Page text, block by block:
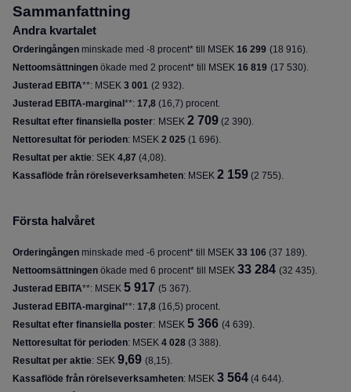
Sammanfattning
Andra kvartalet
Orderingången minskade med -8 procent* till MSEK 16 299 (18 916).
Nettoomsättningen ökade med 2 procent* till MSEK 16 819 (17 530).
Justerad EBITA**: MSEK 3 001 (2 932).
Justerad EBITA-marginal **: 17,8 (16,7) procent.
Resultat efter finansiella poster: MSEK 2 709 (2 390).
Nettoresultat för perioden: MSEK 2 025 (1 696).
Resultat per aktie: SEK 4,87 (4,08).
Kassaflöde från rörelseverksamheten: MSEK 2 159 (2 755).
Första halvåret
Orderingången minskade med -6 procent* till MSEK 33 106 (37 189).
Nettoomsättningen ökade med 6 procent* till MSEK 33 284 (32 435).
Justerad EBITA**: MSEK 5 917 (5 367).
Justerad EBITA-marginal**: 17,8 (16,5) procent.
Resultat efter finansiella poster: MSEK 5 366 (4 639).
Nettoresultat för perioden: MSEK 4 028 (3 388)
Resultat per aktie: SEK 9,69 (8,15)
Kassaflöde från rörelseverksamheten: MSEK 3 564 (4 644).